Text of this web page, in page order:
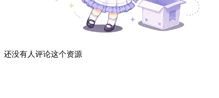
还没有人评论这个资源